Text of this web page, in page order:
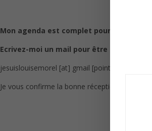
Mon agenda est complet pour l’instant.
Ecrivez-moi un mail pour être ajouté·e
jesuislouisemorel [at] gmail [point] com
Je vous confirme la bonne réception de votre